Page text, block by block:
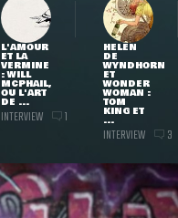
L'AMOUR
ET LA
VERMINE
: WILL
MCPHAIL,
OU L'ART
DE ...
INTERVIEW 1
HELEN
DE
WYNDHORN
ET
WONDER
WOMAN :
TOM
KING ET
...
INTERVIEW 3